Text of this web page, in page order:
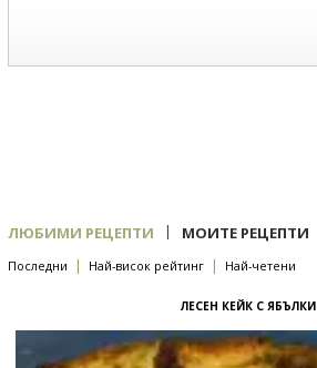
ЛЮБИМИ РЕЦЕПТИ | МОИТЕ РЕЦЕПТИ
Последни | Най-висок рейтинг | Най-четени
ЛЕСЕН КЕЙК С ЯБЪЛКИ